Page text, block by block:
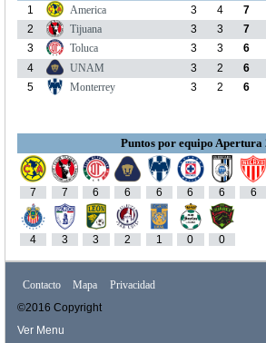
1
America 3 4
7
2
Tijuana 3 3
7
3
Toluca 3 3
6
4
UNAM 3 2
6
5
Monterrey 3 2 6
Puntos por equipo Apertura
7 7 6 6 6 6 6 6
4 3 3 2 1 0 0
Contacto Mapa
Privacidad
©2016 Copyright